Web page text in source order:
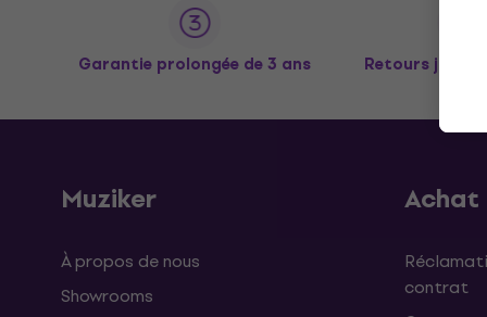
Garantie prolongée de 3 ans Retours
Muziker
À propos de nous
Showrooms
Achat
contrat